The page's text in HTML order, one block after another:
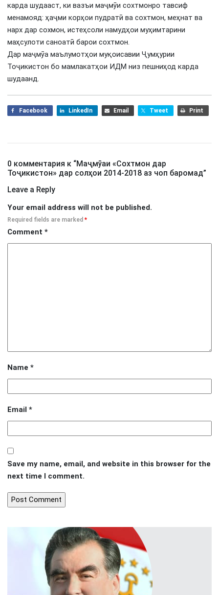
карда шудааст, ки вазъи маҷмӯи сохтмонро тавсиф
менамояд: ҳаҷми корҳои пудратӣ ва сохтмон, меҳнат ва
нарх дар сохмон, истеҳсоли намудҳои муҳимтарини
маҳсулоти саноатӣ барои сохтмон.
Дар маҷмӯа маълумотҳои муқоисавии Ҷумҳурии
Тоҷикистон бо мамлакатҳои ИДМ низ пешниҳод карда
шудаанд.
Facebook LinkedIn Email Tweet Print
0 комментария к “Маҷмӯаи «Сохтмон дар
Тоҷикистон» дар солҳои 2014-2018 аз чоп баромад”
Leave a Reply
Your email address will not be published.
Required fields are marked *
Comment *
Name *
Email *
Save my name, email, and website in this browser for the
next time I comment.